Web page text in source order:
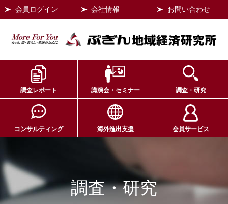
会員ログイン 会社情報 お問い合わせ
調査レポート 講演会・セミナー 調査・研究
コンサルティング 海外進出支援 会員サービス
調査・研究